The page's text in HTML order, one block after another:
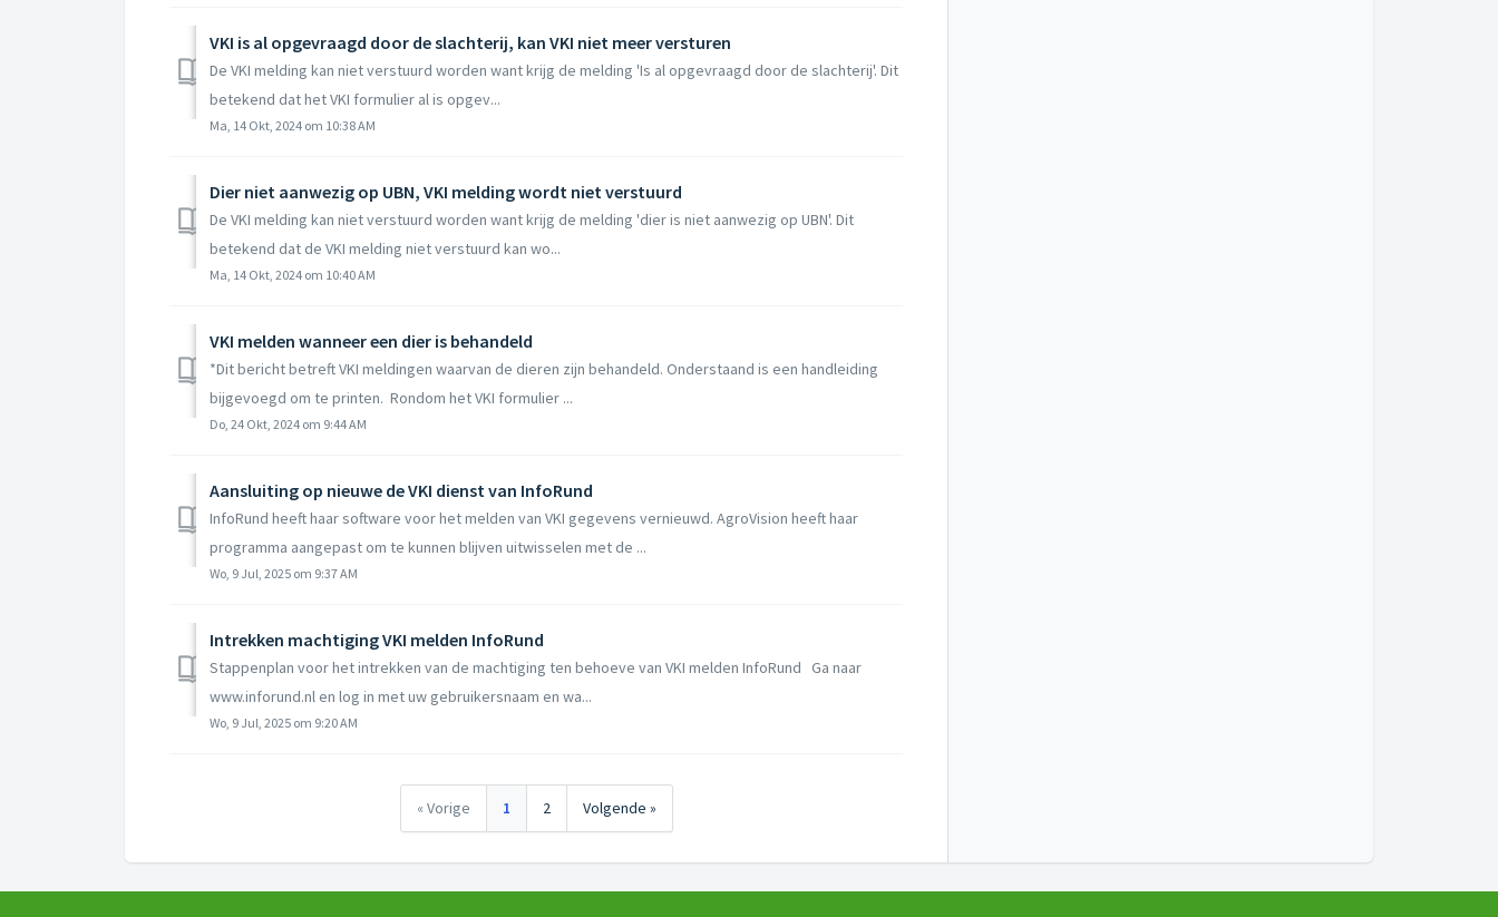
VKI is al opgevraagd door de slachterij, kan VKI niet meer versturen
De VKI melding kan niet verstuurd worden want krijg de melding 'Is al opgevraagd door de slachterij'. Dit
betekend dat het VKI formulier al is opgev...
Ma, 14 Okt, 2024 om 10:38 AM
Dier niet aanwezig op UBN, VKI melding wordt niet verstuurd
De VKI melding kan niet verstuurd worden want krijg de melding 'dier is niet aanwezig op UBN'. Dit
betekend dat de VKI melding niet verstuurd kan wo...
Ma, 14 Okt, 2024 om 10:40 AM
VKI melden wanneer een dier is behandeld
*Dit bericht betreft VKI meldingen waarvan de dieren zijn behandeld. Onderstaand is een handleiding
bijgevoegd om te printen. Rondom het VKI formulier ...
Do, 24 Okt, 2024 om 9:44 AM
Aansluiting op nieuwe de VKI dienst van InfoRund
InfoRund heeft haar software voor het melden van VKI gegevens vernieuwd. AgroVision heeft haar
programma aangepast om te kunnen blijven uitwisselen met de ...
Wo, 9 Jul, 2025 om 9:37 AM
Intrekken machtiging VKI melden InfoRund
Stappenplan voor het intrekken van de machtiging ten behoeve van VKI melden InfoRund Ga naar
www.inforund.nl en log in met uw gebruikersnaam en wa...
Wo, 9 Jul, 2025 om 9:20 AM
« Vorige 1 2 Volgende »